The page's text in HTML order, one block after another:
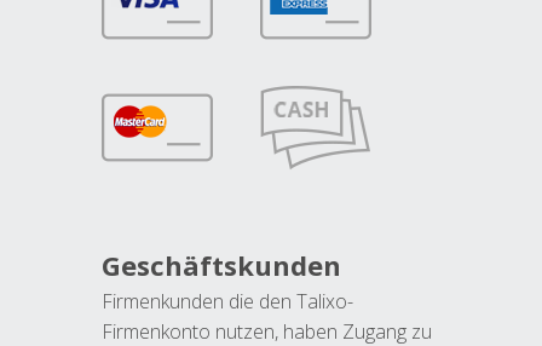
Geschäftskunden
Firmenkunden die den Talixo-
Firmenkonto nutzen, haben Zugang zu